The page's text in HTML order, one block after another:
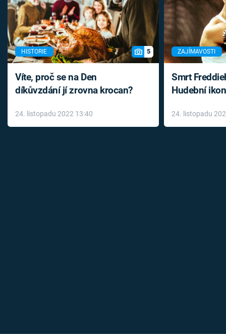
HISTORIE 5
Víte, proč se na Den
díkůvzdání jí zrovna krocan?
24. listopadu 2022 13:40
ZAJÍMAVOSTI
Smrt
Hudební
léky
24. listopadu